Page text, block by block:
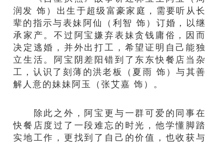
润发 饰）出生于超级富豪家庭，需要听从长
辈的指示与表妹阿仙（利智 饰）订婚，以继
承家产。不过阿宝嫌弃表妹贪钱庸俗，因而
决定逃婚，并外出打工，希望证明自己能独
立生活。阿宝阴差阳错到了东东快餐店当杂
工，认识了刻薄的洪老板（夏雨 饰）与其善
解人意的妹妹阿玉（张艾嘉 饰）。
除此之外，阿宝更与一群可爱的同事在
快餐店度过了一段难忘的时光，他学懂脚踏
实地工作，更找到了自己的价值，也收获与